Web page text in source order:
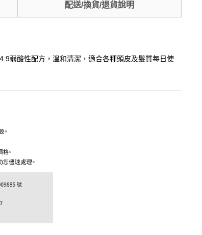
配送/換貨/退貨說明
弱酸性配方，溫和清潔，適合各種頭皮及髮質每日使